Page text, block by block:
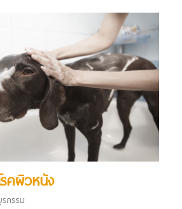
คผิวหนัง
กรรม